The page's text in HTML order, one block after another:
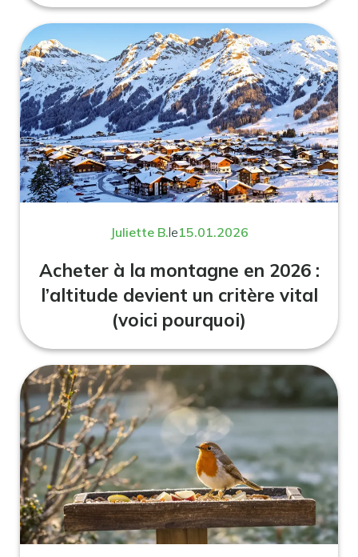
Juliette B.le15.01.2026
Acheter à la montagne en 2026 :
l’altitude devient un critère vital
(voici pourquoi)